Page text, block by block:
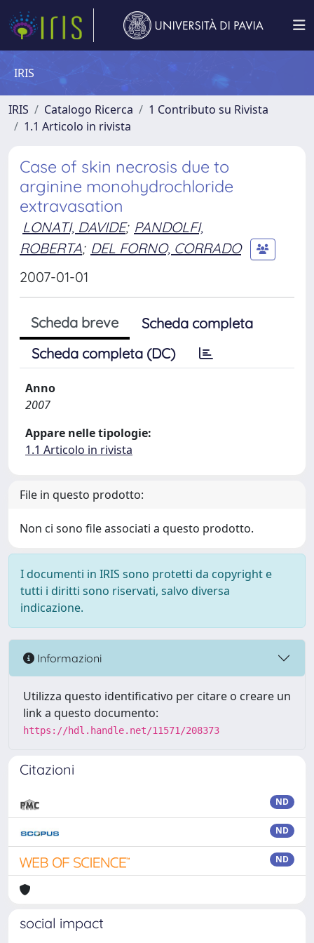
IRIS
IRIS Catalogo Ricerca
1 Contributo su Rivista
1.1 Articolo in rivista
Case of skin necrosis due to
arginine monohydrochloride
extravasation
LONATI, DAVIDE; PANDOLFI,
ROBERTA; DEL FORNO, CORRADO
2007-01-01
Scheda breve
Scheda completa
Scheda completa (DC)
Anno
2007
Appare nelle tipologie:
1.1 Articolo in rivista
File in questo prodotto:
Non ci sono file associati a questo prodotto.
I documenti in IRIS sono protetti da copyright e
tutti i diritti sono riservati, salvo diversa
indicazione.
Informazioni
Utilizza questo identificativo per citare o creare un
link a questo documento:
https://hdl.handle.net/11571/208373
Citazioni
ND
ND
ND
social impact